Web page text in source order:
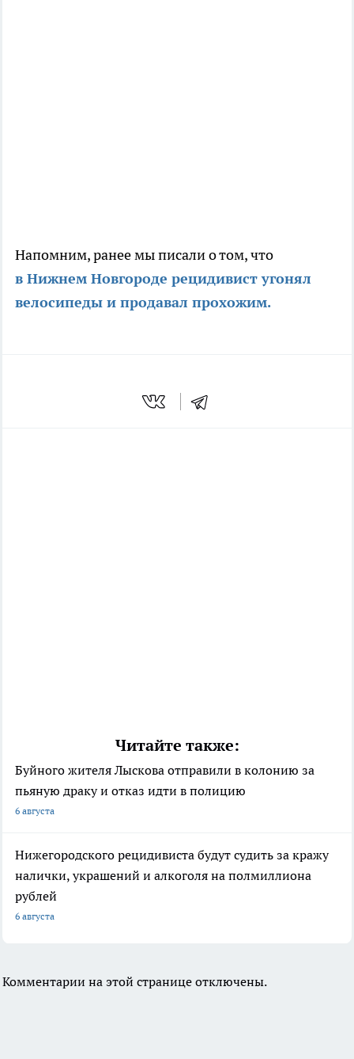
Напомним, ранее мы писали о том, что
в Нижнем Новгороде рецидивист угонял
велосипеды и продавал прохожим.
Читайте также:
Буйного жителя Лыскова отправили в колонию за
пьяную драку и отказ идти в полицию
6 августа
Нижегородского рецидивиста будут судить за кражу
налички, украшений и алкоголя на полмиллиона
рублей
6 августа
Комментарии на этой странице отключены.